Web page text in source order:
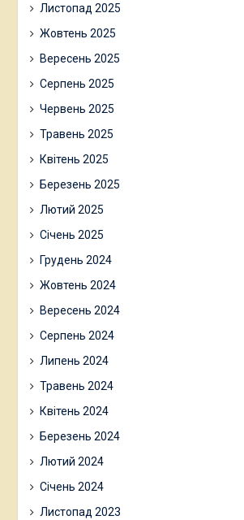
Листопад 2025
Жовтень 2025
Вересень 2025
Серпень 2025
Червень 2025
Травень 2025
Квітень 2025
Березень 2025
Лютий 2025
Січень 2025
Грудень 2024
Жовтень 2024
Вересень 2024
Серпень 2024
Липень 2024
Травень 2024
Квітень 2024
Березень 2024
Лютий 2024
Січень 2024
Листопад 2023